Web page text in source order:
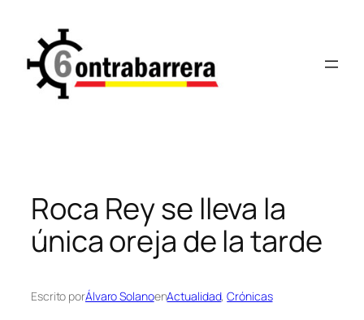
contenido
Roca Rey se lleva la
única oreja de la tarde
Escrito porÁlvaro SolanoenActualidad, Crónicas